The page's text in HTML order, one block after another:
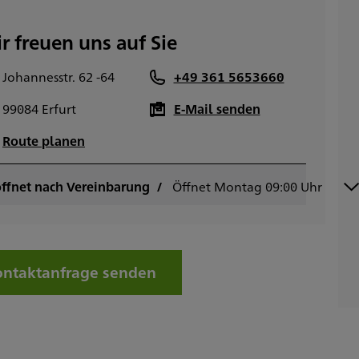
freuen uns auf Sie
Johannesstr. 62 -64
99084 Erfurt
Route planen
+49 361 5653660
E-Mail senden
nach Vereinbarung Öffnet Montag 09:00 Uhr
09:00 - 18:00
senden